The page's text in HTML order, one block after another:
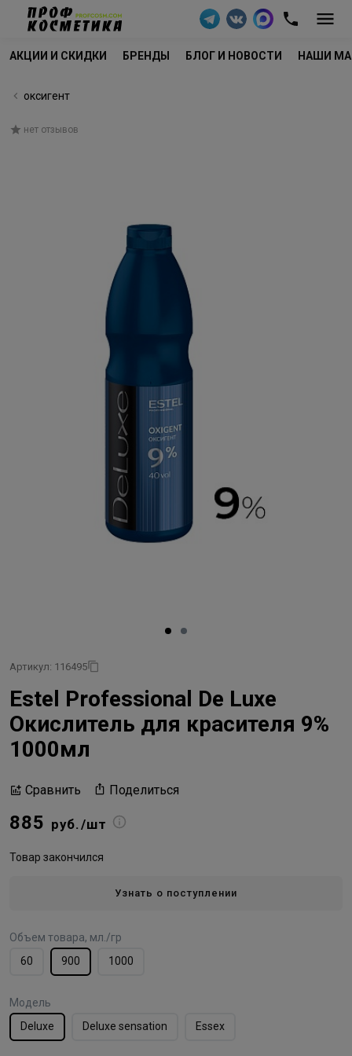
АКЦИИ И СКИДКИ БРЕНДЫ БЛОГ И НОВОСТИ НАШИ
оксигент
нет отзывов
Артикул: 116495
Estel Professional De Luxe
Окислитель для красителя 9%
1000мл
Сравнить Поделиться
885 руб./шт
Товар закончился
Узнать о поступлении
Объем товара, мл./гр
60
900 1000
Модель
Deluxe
Deluxe sensation Essex